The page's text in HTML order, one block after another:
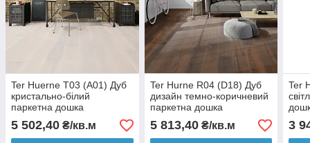
Ter Huerne T03 (А01) Дуб
кристально-білий
паркетна дошка
5 502,40 ₴/кв.м
Ter Hurne R04 (D18) Дуб
дизайн темно-коричневий
паркетна дошка
5 813,40₴/кв.м
Ter
3